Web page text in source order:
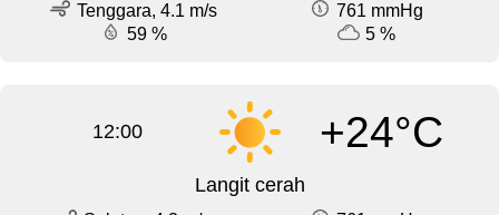
Tenggara, 4.1 m/s
761 mmHg
59 %
5 %
12:00 +24°C
Langit cerah